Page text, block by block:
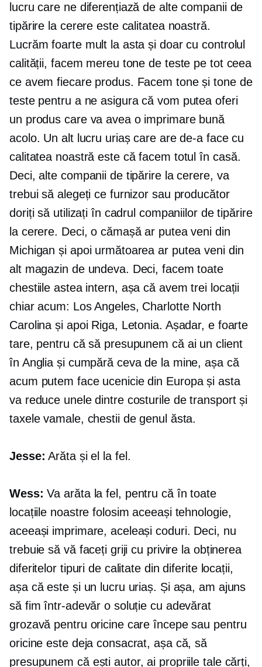
lucru care ne diferențiază de alte companii de
tipărire la cerere este calitatea noastră.
Lucrăm foarte mult la asta și doar cu controlul
calității, facem mereu tone de teste pe tot ceea
ce avem fiecare produs. Facem tone și tone de
teste pentru a ne asigura că vom putea oferi
un produs care va avea o imprimare bună
acolo. Un alt lucru uriaș care are de-a face cu
calitatea noastră este că facem totulîn casă.
Deci, alte companii de tipărire la cerere, va
trebui să alegeți ce furnizor sau producător
doriți să utilizați în cadrul companiilor de tipărire
la cerere. Deci, o cămașă ar putea veni din
Michigan și apoi următoarea ar putea veni din
alt magazin de undeva. Deci, facem toate
chestiile astea intern, așa că avem trei locații
chiar acum: Los Angeles, Charlotte North
Carolina și apoi Riga, Letonia. Așadar, e foarte
tare, pentru că să presupunem că ai un client
în Anglia și cumpără ceva de la mine, așa că
acum putem face ucenicie din Europa și asta
va reduce unele dintre costurile de transport și
taxele vamale, chestii de genul ăsta.
Jesse: Arăta și el la fel.
Wess: Va arăta la fel, pentru că în toate
locațiile noastre folosim aceeași tehnologie,
aceeași imprimare, aceleași coduri. Deci, nu
trebuie să vă faceți griji cu privire la obținerea
diferitelor tipuri de calitate din diferite locații,
așa că este și un lucru uriaș. Și așa, am ajuns
să fim într-adevăr o soluție cu adevărat
grozavă pentru oricine care începe sau pentru
oricine este deja consacrat, așa că, să
presupunem că ești autor, ai propriile tale cărți,